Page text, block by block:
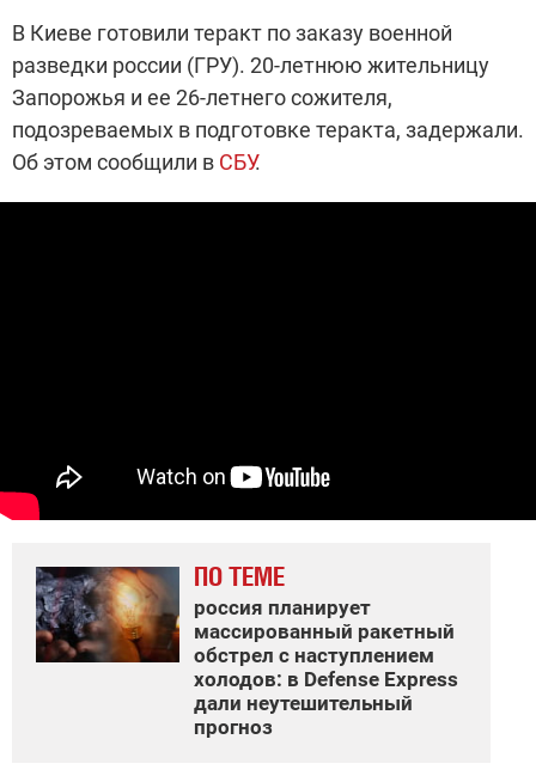
В Киеве готовили теракт по заказу военной
разведки россии (ГРУ). 20-летнюю жительницу
Запорожья и ее 26-летнего сожителя,
подозреваемых в подготовке теракта, задержали.
Об этом сообщили в СБУ.
ПО ТЕМЕ
россия планирует
массированный ракетный
обстрел с наступлением
холодов: в Defense Express
дали неутешительный
прогноз